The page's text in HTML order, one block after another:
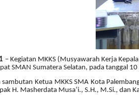
– Kegiatan MKKS (Musyawarah Kerja
SMAN Sumatera Selatan, pada tanggal
Ketua MKKS SMA Kota
H. Masherdata Musa’i., S.H., M.Si., dan